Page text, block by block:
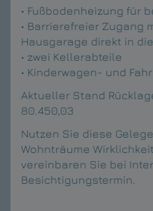
• Fußbodenheizung für
• Barrierefreier Zugang
Hausgarage direkt in
• zwei Kellerabteile
• Kinderwagen- und
Aktueller Stand
80.450,03
Nutzen Sie diese
Wohnträume
vereinbaren Sie bei
Besichtigungstermin.